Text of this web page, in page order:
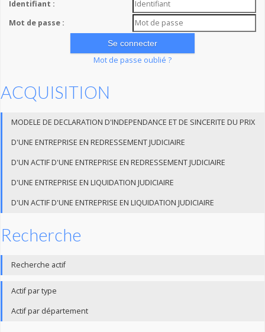
Identifiant :
Mot de passe :
Mot de passe oublié ?
ACQUISITION
MODELE DE DECLARATION D'INDEPENDANCE ET DE SINCERITE DU PRIX
D'UNE ENTREPRISE EN REDRESSEMENT JUDICIAIRE
D'UN ACTIF D'UNE ENTREPRISE EN REDRESSEMENT JUDICIAIRE
D'UNE ENTREPRISE EN LIQUIDATION JUDICIAIRE
D'UN ACTIF D'UNE ENTREPRISE EN LIQUIDATION JUDICIAIRE
Recherche
Recherche actif
Actif par type
Actif par département